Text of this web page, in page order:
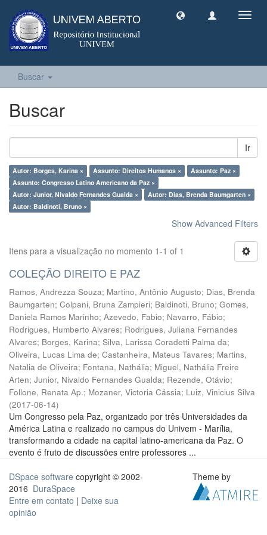
Buscar
Buscar
Ir
Autor: Borges, Karina × Assunto: Direitos Humanos ×
Assunto: Paz ×
Assunto: Congresso Latino Americano da Paz ×
Autor: Junior, Nivaldo Fernandes Gualda ×
Autor: Dias, Brenda Baumgarten ×
Autor: Baldinoti, Bruno ×
Show Advanced Filters
Itens para a visualização no momento 1-1 of 1
COLEÇÃO DIREITO E PAZ
Ramos, Andrezza Souza; Martino, Antônio Augusto; Dias, Brenda
Baumgarten; Colpani, Bruna Zampieri; Baldinoti, Bruno; Gomes,
Daniela Ramos Marinho; Azevedo, Fabio; Navarro, Fábio;
Rodrigues, Humberto Alvares; Rodrigues, Juliana Fernandes
Alvares; Borges, Karina; Silva, Larissa Coradetti Palma da;
Oliveira, Lucas Lima de; Castanheira, Mateus Tavares; Martins,
Natalia de Oliveira; Fontana, Nathália; Miguel, Nathália Freire
Arten; Junior, Nivaldo Fernandes Gualda; Rezende, Otávio;
Follone, Renata Ap.; Mozaner, Victoria Cássia; Luiz, Vinicius Silva
(2017-06-14)
Um Congresso pela Paz, organizado por três Universidades da
América Latina e realizado no campus do Univem - Marília,
transformando a cidade na capital latino-americana da Paz. O
evento é fruto de discussões entre professores ...
DSpace software copyright © 2002-
2016 DuraSpace
Entre em contato | Deixe sua
opinião
Theme by